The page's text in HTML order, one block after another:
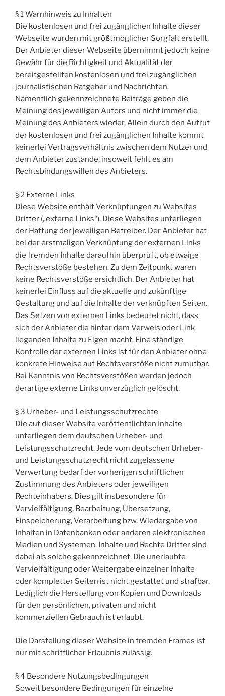
§ 1 Warnhinweis zu Inhalten
Die kostenlosen und frei zugänglichen Inhalte dieser
Webseite wurden mit größtmöglicher Sorgfalt erstellt.
Der Anbieter dieser Webseite übernimmt jedoch keine
Gewähr für die Richtigkeit und Aktualität der
bereitgestellten kostenlosen und frei zugänglichen
journalistischen Ratgeber und Nachrichten.
Namentlich gekennzeichnete Beiträge geben die
Meinung des jeweiligen Autors und nicht immer die
Meinung des Anbieters wieder. Allein durch den Aufruf
der kostenlosen und frei zugänglichen Inhalte kommt
keinerlei Vertragsverhältnis zwischen dem Nutzer und
dem Anbieter zustande, insoweit fehlt es am
Rechtsbindungswillen des Anbieters.
§ 2 Externe Links
Diese Website enthält Verknüpfungen zu Websites
Dritter („externe Links“). Diese Websites unterliegen
der Haftung der jeweiligen Betreiber. Der Anbieter hat
bei der erstmaligen Verknüpfung der externen Links
die fremden Inhalte daraufhin überprüft, ob etwaige
Rechtsverstöße bestehen. Zu dem Zeitpunkt waren
keine Rechtsverstöße ersichtlich. Der Anbieter hat
keinerlei Einfluss auf die aktuelle und zukünftige
Gestaltung und auf die Inhalte der verknüpften Seiten.
Das Setzen von externen Links bedeutet nicht, dass
sich der Anbieter die hinter dem Verweis oder Link
liegenden Inhalte zu Eigen macht. Eine ständige
Kontrolle der externen Links ist für den Anbieter ohne
konkrete Hinweise auf Rechtsverstöße nicht zumutbar.
Bei Kenntnis von Rechtsverstößen werden jedoch
derartige externe Links unverzüglich gelöscht.
§ 3 Urheber- und Leistungsschutzrechte
Die auf dieser Website veröffentlichten Inhalte
unterliegen dem deutschen Urheber- und
Leistungsschutzrecht. Jede vom deutschen Urheber-
und Leistungsschutzrecht nicht zugelassene
Verwertung bedarf der vorherigen schriftlichen
Zustimmung des Anbieters oder jeweiligen
Rechteinhabers. Dies gilt insbesondere für
Vervielfältigung, Bearbeitung, Übersetzung,
Einspeicherung, Verarbeitung bzw. Wiedergabe von
Inhalten in Datenbanken oder anderen elektronischen
Medien und Systemen. Inhalte und Rechte Dritter sind
dabei als solche gekennzeichnet. Die unerlaubte
Vervielfältigung oder Weitergabe einzelner Inhalte
oder kompletter Seiten ist nicht gestattet und strafbar.
Lediglich die Herstellung von Kopien und Downloads
für den persönlichen, privaten und nicht
kommerziellen Gebrauch ist erlaubt.
Die Darstellung dieser Website in fremden Frames ist
nur mit schriftlicher Erlaubnis zulässig.
§ 4 Besondere Nutzungsbedingungen
Soweit besondere Bedingungen für einzelne